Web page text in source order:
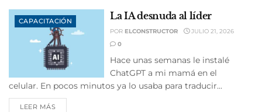
CAPACITACIÓN La IA desnuda al líder
POR ELCONSTRUCTOR
JULIO 21, 2026
0
Hace unas semanas le instalé
ChatGPT a mi mamá en el
celular. En pocos minutos ya lo usaba para traducir...
LEER MÁS